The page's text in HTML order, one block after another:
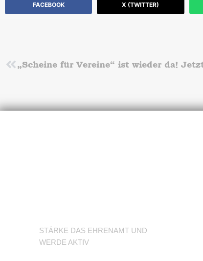
FACEBOOK X (TWITTER)
Zurück
STÄRKE DAS EHRENAMT UND
WERDE AKTIV